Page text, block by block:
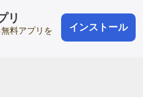
リ
料アプリを
インストール
会員登録
登録1分